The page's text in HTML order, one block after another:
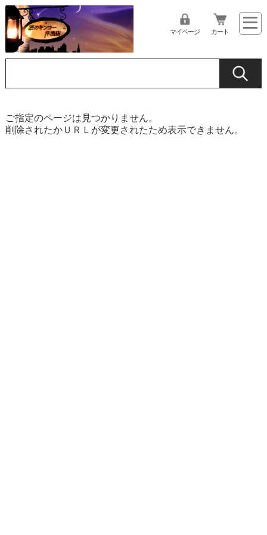
マイページ カート
ご指定のページは見つかりません。
削除されたかＵＲＬが変更されたため表示できません。